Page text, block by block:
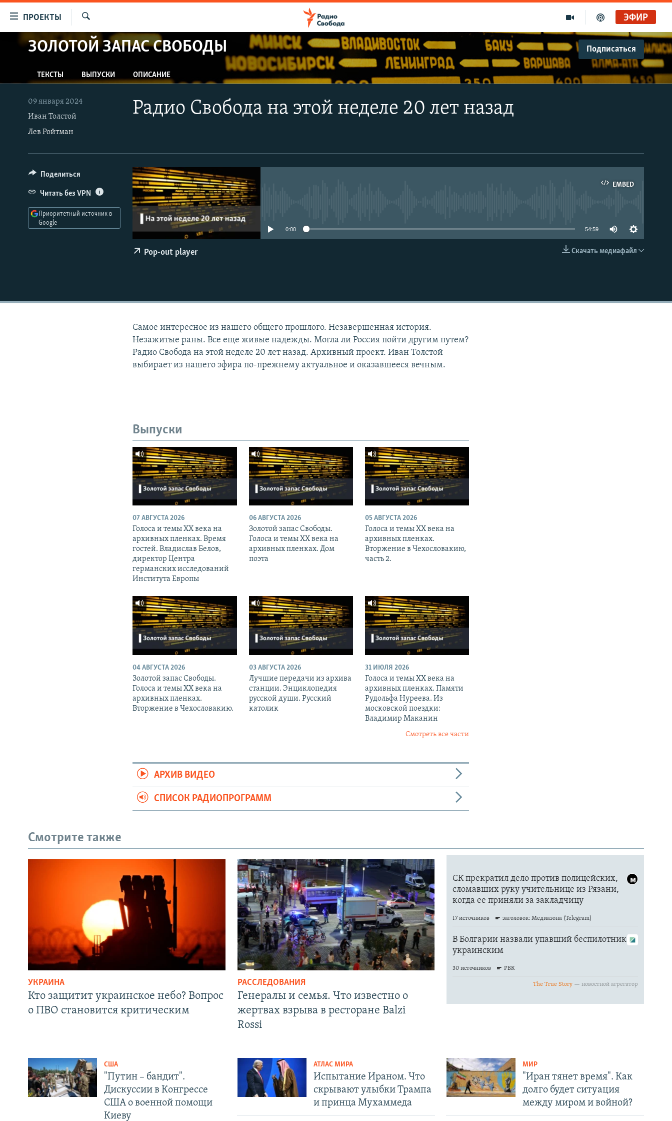
упрощенного
Вернуться
к
основному
содержанию
Вернутся
ПРОЕКТЫ
ПРОГРАММЫ
АВТОРСКИЕ ПРОЕКТЫ
ЦИТАТЫ СВОБОДЫ
МНЕНИЯ
КУЛЬТУРА
IDEL.РЕАЛИИ
КАВКАЗ.РЕАЛИИ
СЕВЕР.РЕАЛИИ
СИБИРЬ.РЕАЛИИ
РАСПИСАНИЕ ВЕЩАНИЯ
ЭФИР
ЗОЛОТОЙ ЗАПАС СВОБОДЫ Подписаться
CastBox
ТЕКСТЫ ВЫПУСКИ ОПИСАНИЕ
Радио Свобода на этой неделе 20 лет назад
09 января 2024
Иван Толстой
Лев Ройтман
EMBED
EMBED
0:00 54:59
Скачать медиафайл
Pop-out player
Поделиться
Читать без VPN
Приоритетный источник в
Google
Самое интересное из нашего общего прошлого. Незавершенная история.
Незажитые раны. Все еще живые надежды. Могла ли Россия пойти другим путем?
Радио Свобода на этой неделе 20 лет назад. Архивный проект. Иван Толстой
выбирает из нашего эфира по-прежнему актуальное и оказавшееся вечным.
Выпуски
07 АВГУСТА 2026
Голоса и темы XX века на
архивных пленках. Время
гостей. Владислав Белов,
директор Центра
германских исследований
Института Европы
06 АВГУСТА 2026
Золотой запас Свободы.
Голоса и темы XX века на
архивных пленках. Дом
поэта
05 АВГУСТА 2026
Голоса и темы XX века на
архивных пленках.
Вторжение в Чехословакию,
часть 2.
04 АВГУСТА 2026
Золотой запас Свободы.
Голоса и темы XX века на
архивных пленках.
Вторжение в Чехословакию.
03 АВГУСТА 2026
Лучшие передачи из архива
станции. Энциклопедия
русской души. Русский
католик
31 ИЮЛЯ 2026
Голоса и темы XX века на
архивных пленках. Памяти
Рудольфа Нуреева. Из
московской поездки:
Владимир Маканин
Смотреть все части
АРХИВ ВИДЕО
СПИСОК РАДИОПРОГРАММ
Смотрите также
УКРАИНА
Кто защитит украинское небо? Вопрос
о ПВО становится критическим
РАССЛЕДОВАНИЯ
Генералы и семья. Что известно о
жертвах взрыва в ресторане Balzi
Rossi
США
"Путин – бандит".
Дискуссии в Конгрессе
США о военной помощи
Киеву
АТЛАС МИРА
Испытание Ираном. Что
скрывают улыбки Трампа
и принца Мухаммеда
МИР
"Иран тянет время". Как
долго будет ситуация
между миром и войной?